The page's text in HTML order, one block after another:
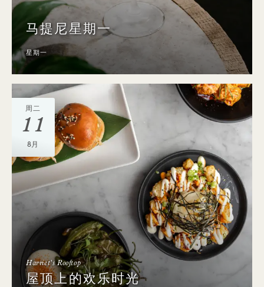
马提尼星期一
星期一
周二
11
8月
Harriet's Rooftop
屋顶上的欢乐时光